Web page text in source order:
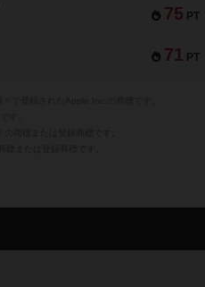
75 PT
71 PT